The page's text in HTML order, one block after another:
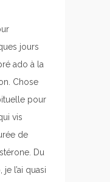
jours
ado à la
Chose
pour
vis
de
Du
je l’ai quasi